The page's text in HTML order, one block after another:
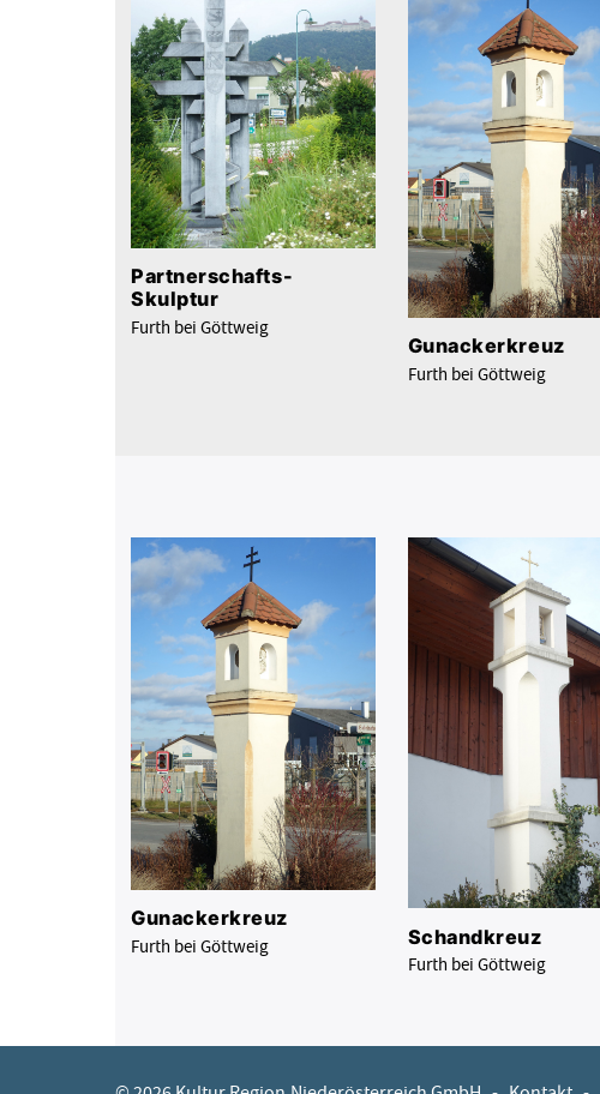
Partnerschafts-
Skulptur
Furth bei Göttweig
Gunackerkreuz
Furth bei Göttweig
Gunackerkreuz
Furth bei Göttweig
Schandkreuz
Furth bei Göttweig